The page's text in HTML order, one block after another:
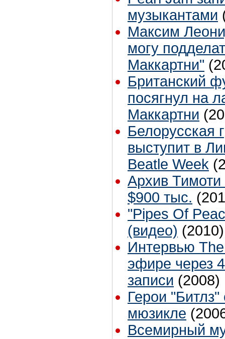
музыкантами
Максим
могу
Маккартни"
Британский
посягнул на
Маккартни
Белорусская
выступит в
Beatle Week
Архив Тимоти
$900 тыс.
"Pipes Of
(видео) (2010)
Интервью
эфире через
записи (2008)
Герои
мюзикле
Всемирный